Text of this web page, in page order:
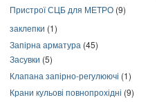
Пристрої СЦБ для МЕТРО (9)
заклепки (1)
Запірна арматура (45)
Засувки (5)
Клапана запірно-регулюючі (1)
Крани кульові повнопрохідні (9)